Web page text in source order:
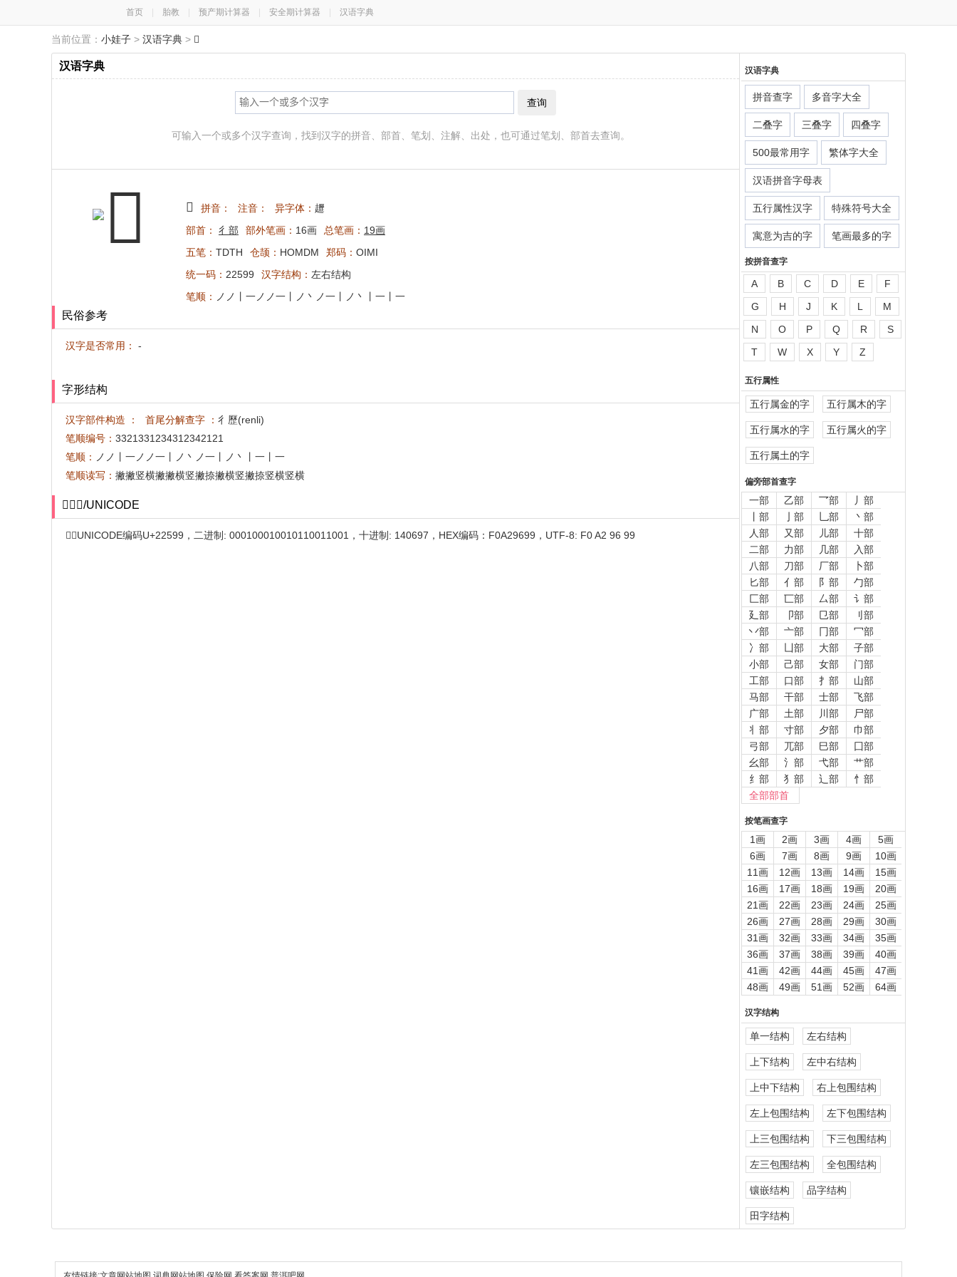
首页 胎教 预产期计算器 安全期计算器 汉语字典
当前位置： 小娃子 > 汉语字典 > 𢖙
汉语字典
查询
可输入一个或多个汉字查询，找到汉字的拼音、部首、笔划、注解、出处，也可通过笔划、部首去查询。
𢖙 拼音： 注音： 异字体： 䟐
部首：
彳部 部外笔画： 16画 总笔画： 19画
五笔： TDTH 仓颉： HOMDM 郑码： OIMI
统一码： 22599 汉字结构： 左右结构
笔顺：
ノノ丨一ノノ一丨ノ丶ノ一丨ノ丶丨一丨一
民俗参考
汉字是否常用： -
字形结构
汉字部件构造 ： 首尾分解查字 ： 彳歷(renli)
笔顺编号： 3321331234312342121
笔顺：
ノノ丨一ノノ一丨ノ丶ノ一丨ノ丶丨一丨一
笔顺读写： 撇撇竖横撇撇横竖撇捺撇横竖撇捺竖横竖横
𢖙编码/UNICODE
𢖙字UNICODE编码U+22599，二进制: 000100010010110011001，十进制: 140697，HEX编码：F0A29699，UTF-8: F0 A2 96 99
汉语字典
拼音查字 多音字大全
二叠字 三叠字 四叠字
500最常用字 繁体字大全
汉语拼音字母表
五行属性汉字 特殊符号大全
寓意为吉的字 笔画最多的字
按拼音查字
A B C D E
F
G
H J K L
M
N
O P Q R
S
T
W X Y Z
五行属性
五行属金的字 五行属木的字
五行属水的字 五行属火的字
五行属土的字
偏旁部首查字
一部 乙部 乛部
丿部
丨部
亅部 乚部
丶部
人部
又部 儿部
十部
二部
力部 几部
入部
八部
刀部 厂部
卜部
匕部
亻部 阝部
勹部
匚部
匸部 厶部
讠部
廴部
卩部 㔾部
刂部
丷部
亠部 冂部
冖部
冫部
凵部 大部
子部
小部
己部 女部
门部
工部
口部 扌部
山部
马部
干部 士部
飞部
广部
土部 川部
尸部
丬部
寸部 夕部
巾部
弓部
兀部 巳部
囗部
幺部
氵部 弋部
艹部
纟部
犭部 辶部
忄部
全部部首
按笔画查字
1画 2画 3画 4画
5画
6画
7画 8画 9画
10画
11画
12画 13画 14画
15画
16画
17画 18画 19画
20画
21画
22画 23画 24画
25画
26画
27画 28画 29画
30画
31画
32画 33画 34画
35画
36画
37画 38画 39画
40画
41画
42画 44画 45画
47画
48画
49画 51画 52画 64画
汉字结构
单一结构 左右结构
上下结构 左中右结构
上中下结构 右上包围结构
左上包围结构 左下包围结构
上三包围结构 下三包围结构
左三包围结构 全包围结构
镶嵌结构 品字结构
田字结构